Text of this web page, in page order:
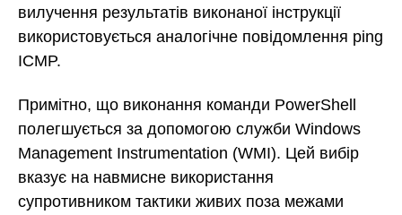
вилучення результатів виконаної інструкції
використовується аналогічне повідомлення ping
ICMP.
Примітно, що виконання команди PowerShell
полегшується за допомогою служби Windows
Management Instrumentation (WMI). Цей вибір
вказує на навмисне використання
супротивником тактики живих поза межами